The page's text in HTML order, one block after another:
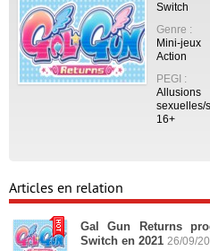
Switch
Genre :
Mini-jeux
Action
PEGI :
Allusions
sexuelles/
16+
Articles en relation
Gal Gun Returns
Switch en 2021 26/09/